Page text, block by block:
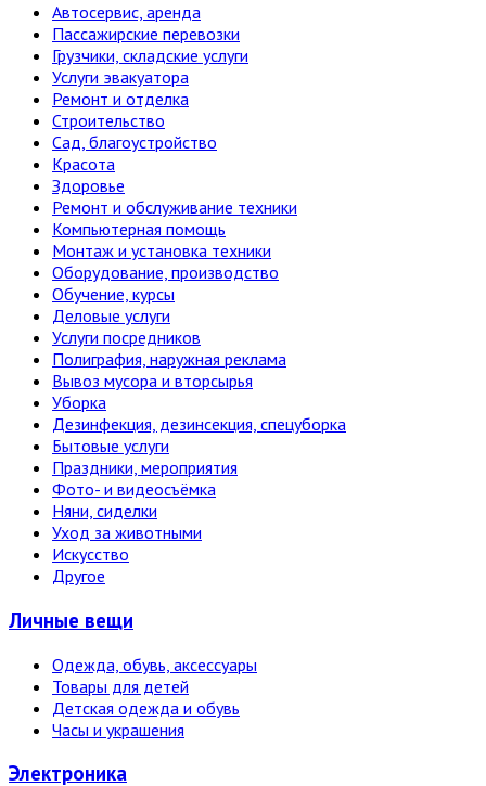
Автосервис, аренда
Пассажирские перевозки
Грузчики, складские услуги
Услуги эвакуатора
Ремонт и отделка
Строительство
Сад, благоустройство
Красота
Здоровье
Ремонт и обслуживание техники
Компьютерная помощь
Монтаж и установка техники
Оборудование, производство
Обучение, курсы
Деловые услуги
Услуги посредников
Полиграфия, наружная реклама
Вывоз мусора и вторсырья
Уборка
Дезинфекция, дезинсекция, спецуборка
Бытовые услуги
Праздники, мероприятия
Фото- и видеосъёмка
Няни, сиделки
Уход за животными
Искусство
Другое
Личные вещи
Одежда, обувь, аксессуары
Товары для детей
Детская одежда и обувь
Часы и украшения
Электро­ника